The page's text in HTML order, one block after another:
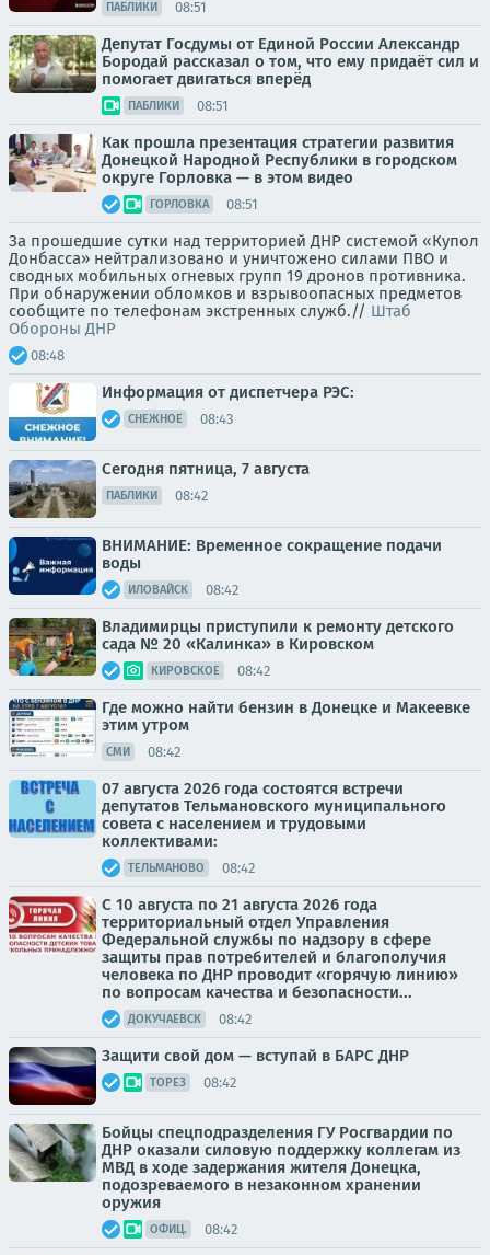
ПАБЛИКИ 08:51
Депутат Госдумы от Единой России Александр
Бородай рассказал о том, что ему придаёт сил и
помогает двигаться вперёд
ПАБЛИКИ 08:51
Как прошла презентация стратегии развития
Донецкой Народной Республики в городском
округе Горловка — в этом видео
ГОРЛОВКА 08:51
За прошедшие сутки над территорией ДНР системой «Купол
Донбасса» нейтрализовано и уничтожено силами ПВО и
сводных мобильных огневых групп 19 дронов противника.
При обнаружении обломков и взрывоопасных предметов
сообщите по телефонам экстренных служб.// Штаб
Обороны ДНР
08:48
Информация от диспетчера РЭС:
СНЕЖНОЕ 08:43
Сегодня пятница, 7 августа
ПАБЛИКИ 08:42
ВНИМАНИЕ: Временное сокращение подачи
воды
ИЛОВАЙСК 08:42
Владимирцы приступили к ремонту детского
сада № 20 «Калинка» в Кировском
КИРОВСКОЕ 08:42
Где можно найти бензин в Донецке и Макеевке
этим утром
СМИ 08:42
07 августа 2026 года состоятся встречи
депутатов Тельмановского муниципального
совета с населением и трудовыми
коллективами:
ТЕЛЬМАНОВО 08:42
С 10 августа по 21 августа 2026 года
территориальный отдел Управления
Федеральной службы по надзору в сфере
защиты прав потребителей и благополучия
человека по ДНР проводит «горячую линию»
по вопросам качества и безопасности...
ДОКУЧАЕВСК 08:42
Защити свой дом — вступай в БАРС ДНР
ТОРЕЗ 08:42
Бойцы спецподразделения ГУ Росгвардии по
ДНР оказали силовую поддержку коллегам из
МВД в ходе задержания жителя Донецка,
подозреваемого в незаконном хранении
оружия
ОФИЦ. 08:42